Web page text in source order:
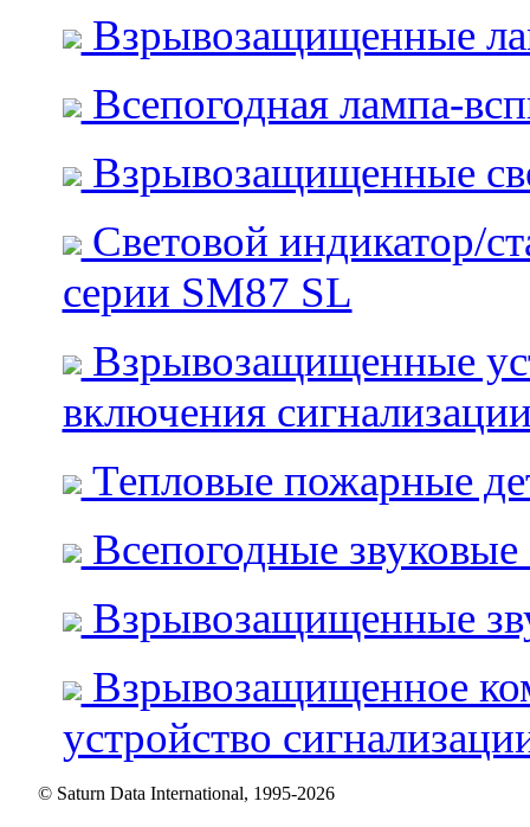
Взрывозащищенные
Всепогодная лампа-
Взрывозащищенные
Световой индикатор/
серии SM87 SL
Взрывозащищенные
включения
Тепловые пожарные
Всепогодные
Взрывозащищенные
Взрывозащищенное
устройство
© Saturn Data International, 1995-2026